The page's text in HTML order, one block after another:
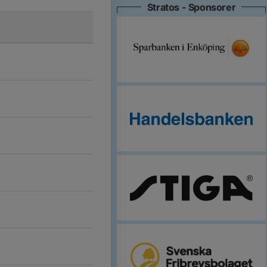
Stratos - Sponsorer